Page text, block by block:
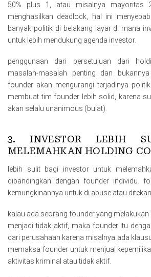
50% plus 1, atau misalnya mayoritas
menghasilkan deadlock, hal ini
banyak politik di belakang layar di mana
untuk lebih mendukung agenda investor.
penggunaan dari persetujuan dari
masalah-masalah penting dan
founder akan mengurangi terjadinya
membuat tim founder lebih solid, karena
akan selalu unanimous (bulat).
3. INVESTOR LEBIH
MELEMAHKAN HOLDING
lebih sulit bagi investor untuk
dibandingkan dengan founder individu.
kemungkinannya untuk di abuse atau
kalau ada seorang founder yang
menjadi tidak aktif, maka founder itu
dari perusahaan karena misalnya ada
memaksa founder untuk menjual
aktivitas kriminal atau tidak aktif.